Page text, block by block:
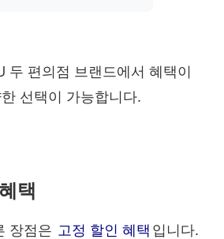
두 편의점 브랜드에서 혜택이
선택이 가능합니다.
택
장점은 고정 할인 혜택 입니다.